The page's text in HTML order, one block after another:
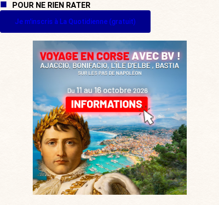
POUR NE RIEN RATER
Je m'inscris à La Quotidienne (gratuit)